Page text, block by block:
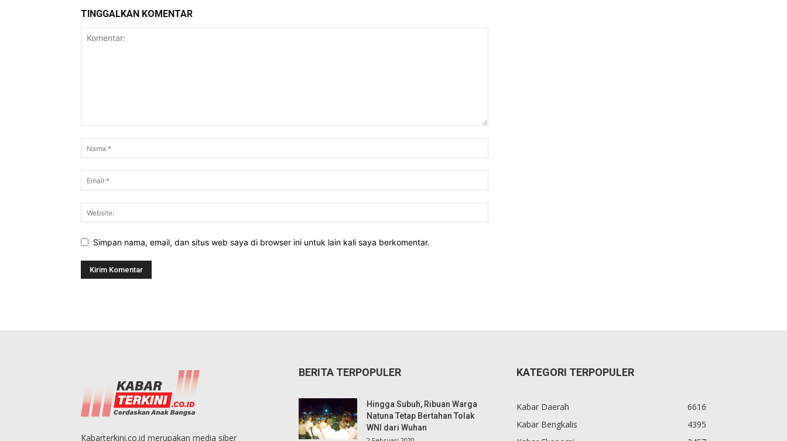
TINGGALKAN KOMENTAR
Simpan nama, email, dan situs web saya di browser ini untuk lain kali saya berkomentar.
Kabarterkini.co.id merupakan media siber
BERITA TERPOPULER
Hingga Subuh, Ribuan Warga
Natuna Tetap Bertahan Tolak
WNI dari Wuhan
KATEGORI TERPOPULER
Kabar Daerah
6616
Kabar Bengkalis
4395